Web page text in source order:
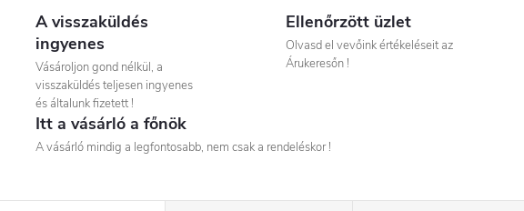
A visszaküldés
ingyenes
Vásároljon gond nélkül, a
visszaküldés teljesen ingyenes
és általunk fizetett !
Ellenőrzött üzlet
Olvasd el vevőink értékeléseit az
Árukeresőn !
Itt a vásárló a főnök
A vásárló mindig a legfontosabb, nem csak a rendeléskor !